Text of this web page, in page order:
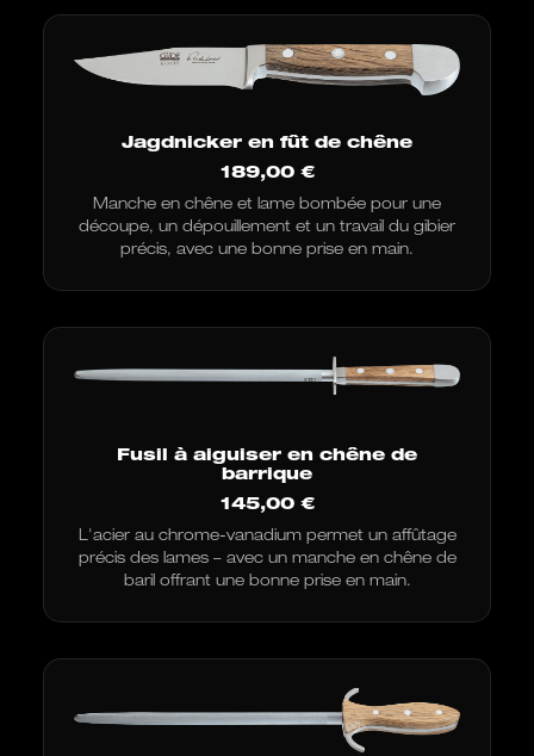
Jagdnicker en fût de chêne
189,00 €
Manche en chêne et lame bombée pour une
découpe, un dépouillement et un travail du gibier
précis, avec une bonne prise en main.
Fusil à aiguiser en chêne de
barrique
145,00 €
L'acier au chrome-vanadium permet un affûtage
précis des lames – avec un manche en chêne de
baril offrant une bonne prise en main.